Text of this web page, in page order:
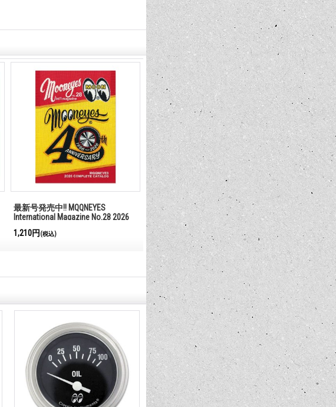
最新号発売中!! MQQNEYES
International Magazine No.28 2026
1,210円 (税込)